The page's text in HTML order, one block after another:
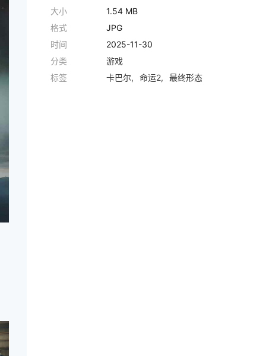
大小
1.54 MB
格式
JPG
时间
2025-11-30
分类
游戏
标签
卡巴尔 命运2 最终形态